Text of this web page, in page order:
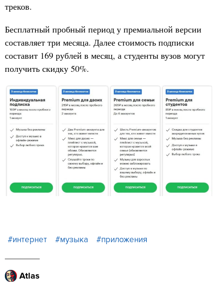
треков.
Бесплатный пробный период у премиальной версии
составляет три месяца. Далее стоимость подписки
составит 169 рублей в месяц, а студенты вузов могут
получить скидку 50%.
#интернет #музыка #приложения
Atlas